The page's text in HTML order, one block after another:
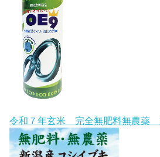
令和７年玄米 完全無肥料無農薬